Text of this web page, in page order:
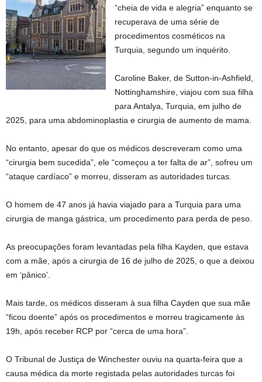
“cheia de vida e alegria” enquanto se
recuperava de uma série de
procedimentos cosméticos na
Turquia, segundo um inquérito.
Caroline Baker, de Sutton-in-Ashfield,
Nottinghamshire, viajou com sua filha
para Antalya, Turquia, em julho de
2025, para uma abdominoplastia e cirurgia de aumento de mama.
No entanto, apesar do que os médicos descreveram como uma
“cirurgia bem sucedida”, ele “começou a ter falta de ar”, sofreu um
“ataque cardíaco” e morreu, disseram as autoridades turcas.
O homem de 47 anos já havia viajado para a Turquia para uma
cirurgia de manga gástrica, um procedimento para perda de peso.
As preocupações foram levantadas pela filha Kayden, que estava
com a mãe, após a cirurgia de 16 de julho de 2025, o que a deixou
em ‘pânico’.
Mais tarde, os médicos disseram à sua filha Cayden que sua mãe
“ficou doente” após os procedimentos e morreu tragicamente às
19h, após receber RCP por “cerca de uma hora”.
O Tribunal de Justiça de Winchester ouviu na quarta-feira que a
causa médica da morte registada pelas autoridades turcas foi